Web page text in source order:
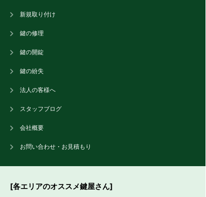
新規取り付け
鍵の修理
鍵の開錠
鍵の紛失
法人の客様へ
スタッフブログ
会社概要
お問い合わせ・お見積もり
[各エリアのオススメ鍵屋さん]